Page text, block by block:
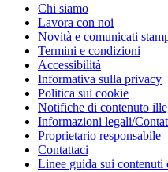
Chi siamo
Lavora con noi
Novità e comunicati
Termini e condizioni
Accessibilità
Informativa sulla privacy
Politica sui cookie
Notifiche di contenuto
Informazioni legali/
Proprietario responsabile
Contattaci
Linee guida sui contenuti